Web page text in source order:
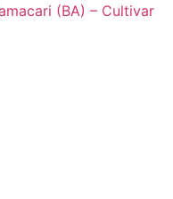
(BA) – Cultivar